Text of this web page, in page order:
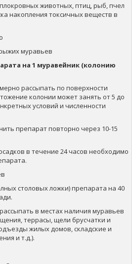
животных, птиц, рыб, пчел
накопления токсичных веществ в
муравьев
на 1 муравейник (колонию
рассыпать по поверхности
колонии может занять от 5 до
условий и численности
препарат повторно через 10-15
в течение 24 часов необходимо
столовых ложки) препарата на 40
в местах наличия муравьев
террасы, щели брусчатки и
жилых домов, складские и
и т.д.).